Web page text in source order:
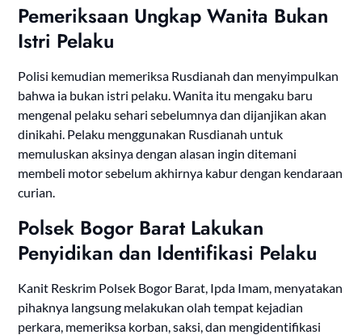
Pemeriksaan Ungkap Wanita Bukan
Istri Pelaku
Polisi kemudian memeriksa Rusdianah dan menyimpulkan
bahwa ia bukan istri pelaku. Wanita itu mengaku baru
mengenal pelaku sehari sebelumnya dan dijanjikan akan
dinikahi. Pelaku menggunakan Rusdianah untuk
memuluskan aksinya dengan alasan ingin ditemani
membeli motor sebelum akhirnya kabur dengan kendaraan
curian.
Polsek Bogor Barat Lakukan
Penyidikan dan Identifikasi Pelaku
Kanit Reskrim Polsek Bogor Barat, Ipda Imam, menyatakan
pihaknya langsung melakukan olah tempat kejadian
perkara, memeriksa korban, saksi, dan mengidentifikasi